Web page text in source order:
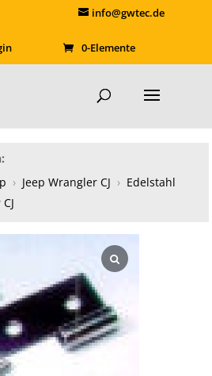
info@gwtec.de
0-Elemente
› Jeep Wrangler CJ › Edelstahl